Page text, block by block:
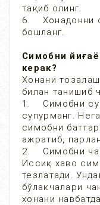
тақиб олинг.
6. Хонадонни
бошланг.
Симобни
керак?
Хонани
билан танишиб
1. Симобни
супурманг.
симобни
ажратиб,
2. Симобни
Иссиқ хаво
тезлатади.
бўлакчалари
хонани